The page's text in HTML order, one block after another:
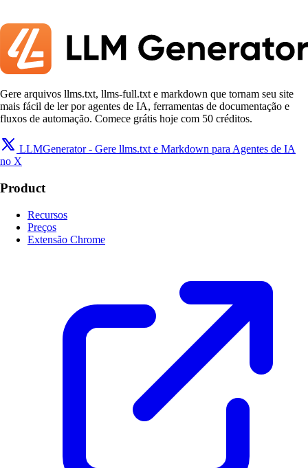
Gere arquivos llms.txt, llms-full.txt e markdown que tornam seu site
mais fácil de ler por agentes de IA, ferramentas de documentação e
fluxos de automação. Comece grátis hoje com 50 créditos.
LLMGenerator - Gere llms.txt e Markdown para Agentes de IA
no X
Product
Recursos
Preços
Extensão Chrome